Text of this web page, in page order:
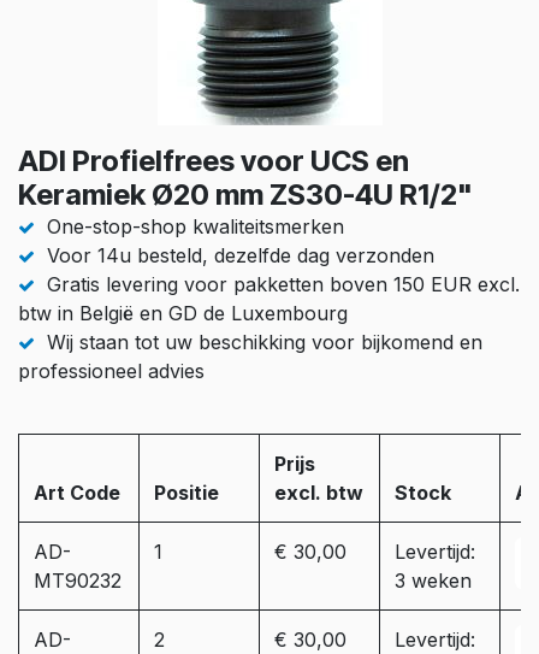
ADI Profielfrees voor UCS en
Keramiek Ø20 mm ZS30-4U R1/2"
One-stop-shop kwaliteitsmerken
Voor 14u besteld, dezelfde dag verzonden
Gratis levering voor pakketten boven 150 EUR excl.
btw in België en GD de Luxembourg
Wij staan tot uw beschikking voor bijkomend en
professioneel advies
Art Code Positie
Prijs
excl. btw
Stock
AD-
MT90232
1 € 30,00
Levertijd:
3 weken
AD-
2 € 30,00
Levertijd: